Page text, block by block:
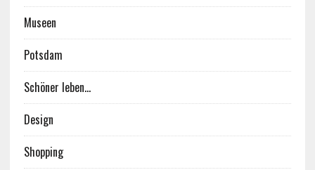
Museen
Potsdam
Schöner leben…
Design
Shopping